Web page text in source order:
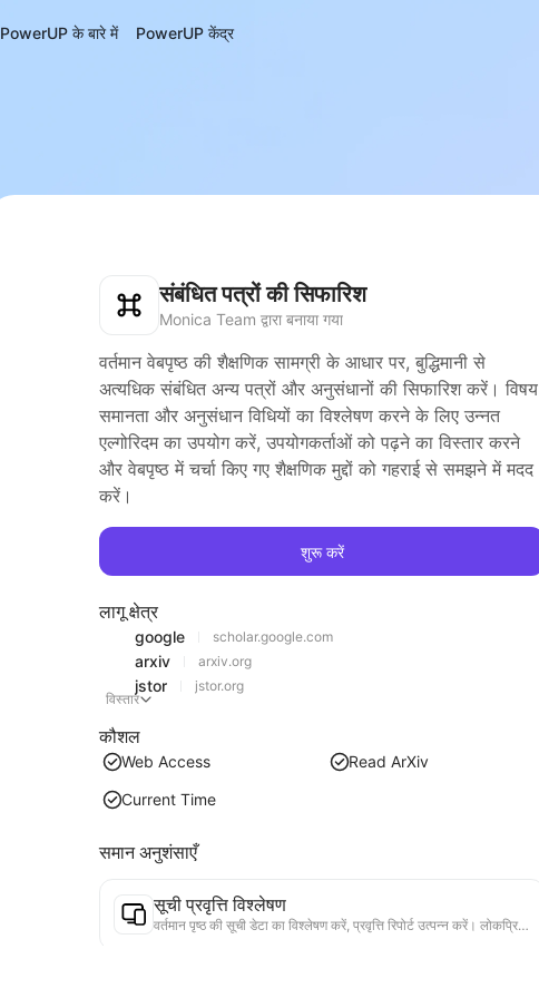
PowerUP के बारे में PowerUP केंद्र
संबंधित पत्रों की सिफारिश
Monica Team द्वारा बनाया गया
वर्तमान वेबपृष्ठ की शैक्षणिक सामग्री के आधार पर, बुद्धिमानी से
अत्यधिक संबंधित अन्य पत्रों और अनुसंधानों की सिफारिश करें। विषय
समानता और अनुसंधान विधियों का विश्लेषण करने के लिए उन्नत
एल्गोरिदम का उपयोग करें, उपयोगकर्ताओं को पढ़ने का विस्तार करने
और वेबपृष्ठ में चर्चा किए गए शैक्षणिक मुद्दों को गहराई से समझने में मदद
करें।
शुरू करें
लागू क्षेत्र
google scholar.google.com
arxiv arxiv.org
jstor
jstor.org
विस्तार
कौशल
Web Access
Read ArXiv
Current Time
समान अनुशंसाएँ
सूची प्रवृत्ति विश्लेषण
वर्तमान पृष्ठ की सूची डेटा का विश्लेषण करें, प्रवृत्ति रिपोर्ट उत्पन्न करें। लोकप्रिय श्रेणियों, तेजी से बढ़ते उत्पाद प्रकारों और उभरती तकनीकों की पहचान करें। तात्कालिक बाजार अंतर्दृष्टि प्रदान करें, ताकि आप नवीनतम उत्पाद प्रवृत्तियों और बाजार के रुझानों को समझ सकें।